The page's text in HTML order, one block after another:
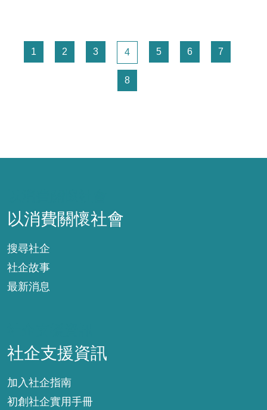
Pagination
頁面
1 頁面
2 頁面
3 頁面
4 頁面
5 頁面
6 頁面
7
頁面
8
以消費關懷社會
搜尋社企
社企故事
最新消息
社企支援資訊
加入社企指南
初創社企實用手冊